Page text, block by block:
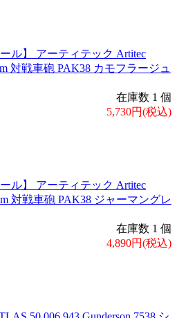
ール】 アーティテック Artitec
対戦車砲 PAK38 カモフラージュ
在庫数 1 個
5,730円(税込)
ール】 アーティテック Artitec
対戦車砲 PAK38 ジャーマングレ
在庫数 1 個
4,890円(税込)